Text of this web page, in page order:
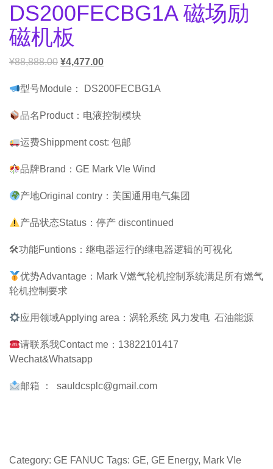
DS200FECBG1A 磁场励
磁机板
¥88,888.00 ¥4,477.00
型号Module： DS200FECBG1A
品名Product：电液控制模块
运费Shippment cost: 包邮
品牌Brand：GE Mark VIe Wind
产地Original contry：美国通用电气集团
产品状态Status：停产 discontinued
🛠功能Funtions：继电器运行的继电器逻辑的可视化
优势Advantage：Mark V燃气轮机控制系统满足所有燃气
轮机控制要求
应用领域Applying area：涡轮系统 风力发电 石油能源
请联系我Contact me：13822101417
Wechat&Whatsapp
邮箱 ： sauldcsplc@gmail.com
Category: GE FANUC Tags: GE, GE Energy, Mark VIe